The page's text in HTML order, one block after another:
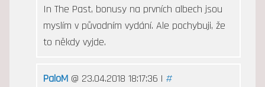
In The Past, bonusy na prvních albech jsou
myslím v původním vydání. Ale pochybuji, že
to někdy vyjde.
PaloM@ 23.04.2018 18:17:36 | #